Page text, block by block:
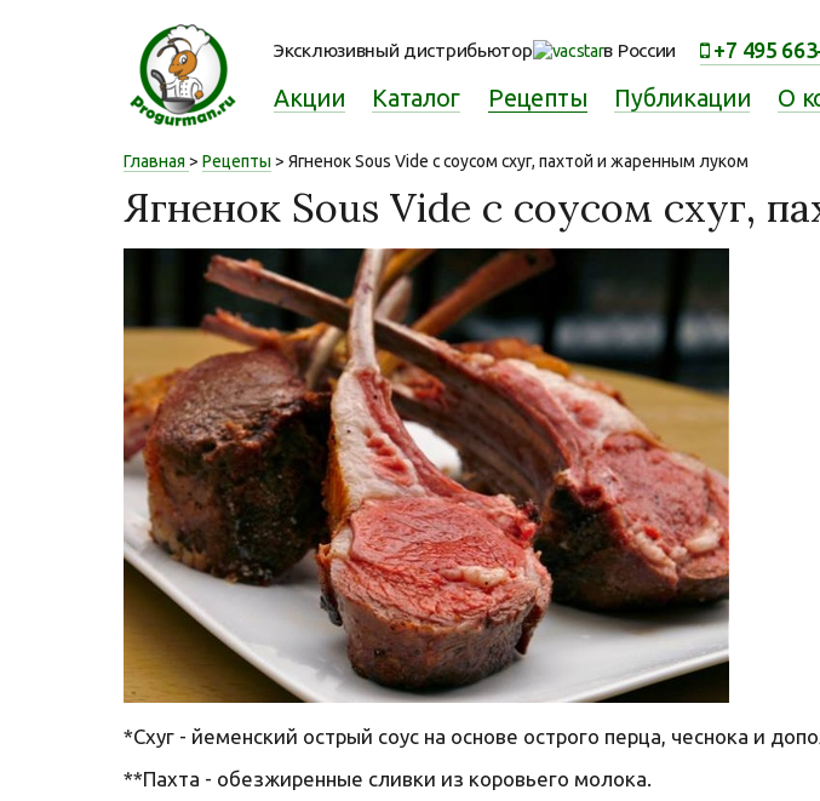
Эксклюзивный дистрибьютор в России +7 495
Акции Каталог Рецепты Публикации О
Главная > Рецепты > Ягненок Sous Vide с соусом схуг, пахтой и жаренным луком
Ягненок Sous Vide с соусом схуг,
*Схуг - йеменский острый соус на основе острого перца, чеснока и
**Пахта - обезжиренные сливки из коровьего молока.